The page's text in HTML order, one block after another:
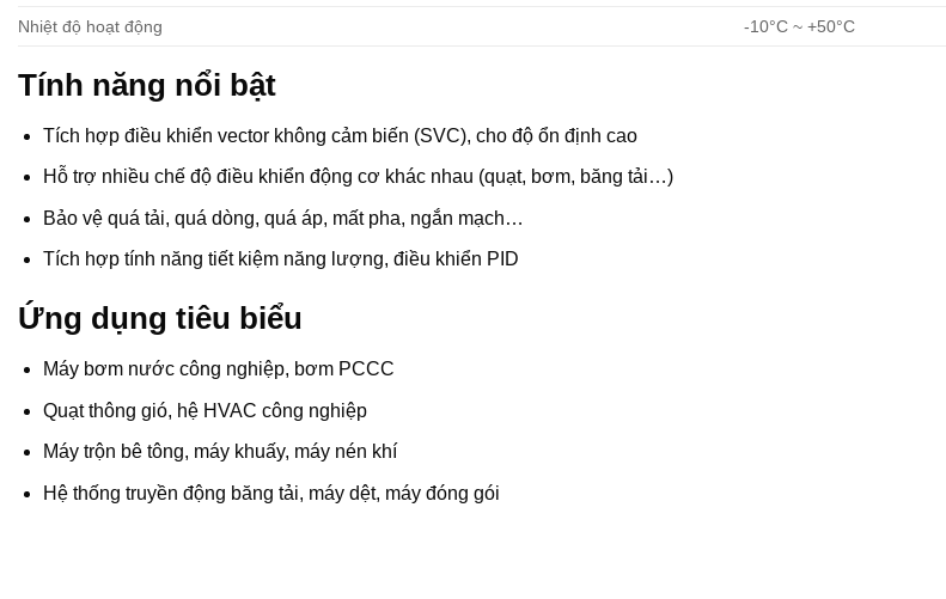
Nhiệt độ hoạt động -10°C ~ +50°C
Tính năng nổi bật
Tích hợp điều khiển vector không cảm biến (SVC), cho độ ổn định cao
Hỗ trợ nhiều chế độ điều khiển động cơ khác nhau (quạt, bơm, băng tải…)
Bảo vệ quá tải, quá dòng, quá áp, mất pha, ngắn mạch…
Tích hợp tính năng tiết kiệm năng lượng, điều khiển PID
Ứng dụng tiêu biểu
Máy bơm nước công nghiệp, bơm PCCC
Quạt thông gió, hệ HVAC công nghiệp
Máy trộn bê tông, máy khuấy, máy nén khí
Hệ thống truyền động băng tải, máy dệt, máy đóng gói